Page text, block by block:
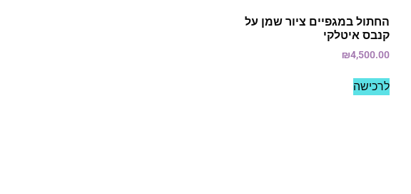
החתול במגפיים ציור שמן על
קנבס איטלקי
₪4,500.00
לרכישה